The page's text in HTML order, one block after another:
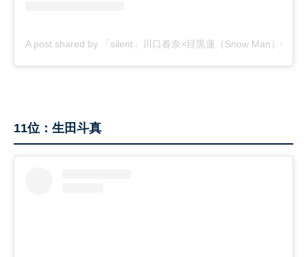
A post shared by 「silent」川口春奈×目黒蓮（Snow Man）❄️毎
11位：生田斗真